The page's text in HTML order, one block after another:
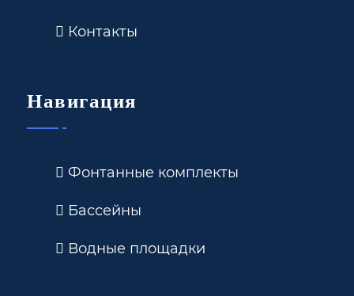
Контакты
Навигация
Фонтанные комплекты
Бассейны
Водные площадки